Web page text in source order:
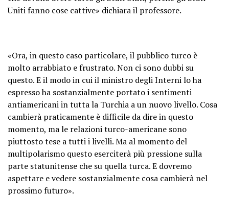
Uniti fanno cose cattive» dichiara il professore.
«Ora, in questo caso particolare, il pubblico turco è
molto arrabbiato e frustrato. Non ci sono dubbi su
questo. E il modo in cui il ministro degli Interni lo ha
espresso ha sostanzialmente portato i sentimenti
antiamericani in tutta la Turchia a un nuovo livello. Cosa
cambierà praticamente è difficile da dire in questo
momento, ma le relazioni turco-americane sono
piuttosto tese a tutti i livelli. Ma al momento del
multipolarismo questo eserciterà più pressione sulla
parte statunitense che su quella turca. E dovremo
aspettare e vedere sostanzialmente cosa cambierà nel
prossimo futuro».